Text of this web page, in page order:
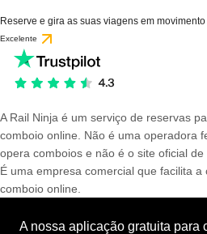
Reserve e gira as suas viagens em movimento
Excelente
A Rail Ninja é um serviço de reservas
comboio online. Não é uma operadora
opera comboios e não é o site oficial
É uma empresa comercial que facilita a
comboio online.
A nossa aplicação gratuita para